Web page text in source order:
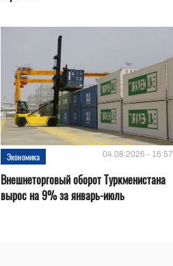
Экономика 04.08.2026 - 16:57
Внешнеторговый оборот Туркменистана
вырос на 9% за январь-июль